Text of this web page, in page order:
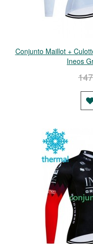
Conjunto Maillot +
Ineos